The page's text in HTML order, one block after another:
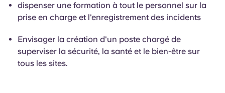
dispenser une formation à tout le personnel sur la
prise en charge et l'enregistrement des incidents
Envisager la création d'un poste chargé de
superviser la sécurité, la santé et le bien-être sur
tous les sites.